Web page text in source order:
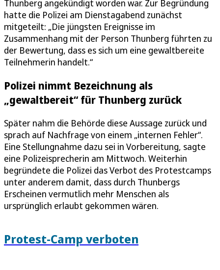
Thunberg angekündigt worden war. Zur Begründung
hatte die Polizei am Dienstagabend zunächst
mitgeteilt: „Die jüngsten Ereignisse im
Zusammenhang mit der Person Thunberg führten zu
der Bewertung, dass es sich um eine gewaltbereite
Teilnehmerin handelt.“
Polizei nimmt Bezeichnung als
„gewaltbereit“ für Thunberg zurück
Später nahm die Behörde diese Aussage zurück und
sprach auf Nachfrage von einem „internen Fehler“.
Eine Stellungnahme dazu sei in Vorbereitung, sagte
eine Polizeisprecherin am Mittwoch. Weiterhin
begründete die Polizei das Verbot des Protestcamps
unter anderem damit, dass durch Thunbergs
Erscheinen vermutlich mehr Menschen als
ursprünglich erlaubt gekommen wären.
Protest-Camp verboten